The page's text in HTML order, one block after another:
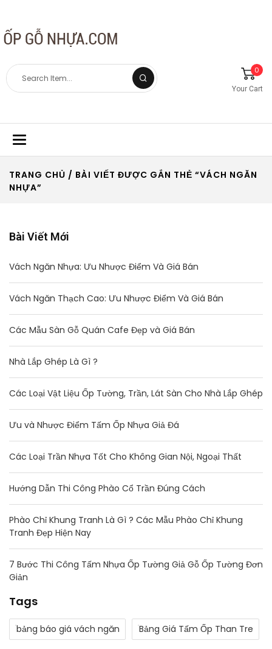
0
Your Cart
Toggle
navigation
TRANG CHỦ / BÀI VIẾT ĐƯỢC GẮN THẺ “VÁCH NGĂN
NHỰA”
Bài Viết Mới
Vách Ngăn Nhựa: Ưu Nhược Điểm Và Giá Bán
Vách Ngăn Thạch Cao: Ưu Nhược Điểm Và Giá Bán
Các Mẫu Sàn Gỗ Quán Cafe Đẹp và Giá Bán
Nhà Lắp Ghép Là Gì ?
Các Loại Vật Liệu Ốp Tường, Trần, Lát Sàn Cho Nhà Lắp Ghép
Ưu và Nhược Điểm Tấm Ốp Nhựa Giả Đá
Các Loại Trần Nhựa Tốt Cho Không Gian Nội, Ngoại Thất
Hướng Dẫn Thi Công Phào Cổ Trần Đúng Cách
Phào Chỉ Khung Tranh Là Gì ? Các Mẫu Phào Chỉ Khung
Tranh Đẹp Hiện Nay
7 Bước Thi Công Tấm Nhựa Ốp Tường Giả Gỗ Ốp Tường Đơn
Giản
Tags
bảng báo giá vách ngăn Bảng Giá Tấm Ốp Than Tre